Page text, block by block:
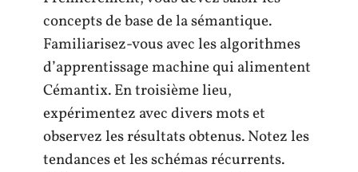
concepts de base de la sémantique.
Familiarisez-vous avec les algorithmes
d’apprentissage machine qui alimentent
Cémantix. En troisième lieu,
expérimentez avec divers mots et
observez les résultats obtenus. Notez les
tendances et les schémas récurrents.